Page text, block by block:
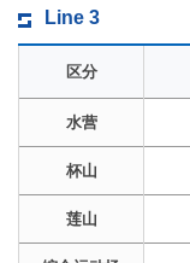
Line 3
区分
水营
杯山
莲山